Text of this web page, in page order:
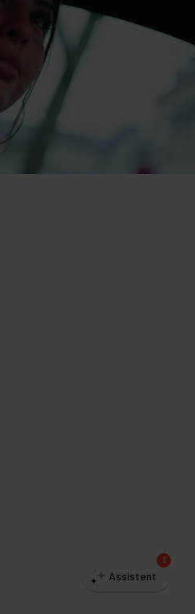
Assistent
1